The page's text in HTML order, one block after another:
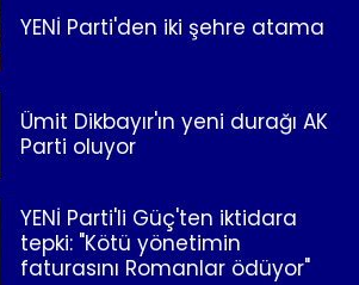
YENİ Parti'den iki şehre atama
Ümit Dikbayır'ın yeni durağı AK
Parti oluyor
YENİ Parti'li Güç'ten iktidara
tepki: "Kötü yönetimin
faturasını Romanlar ödüyor"